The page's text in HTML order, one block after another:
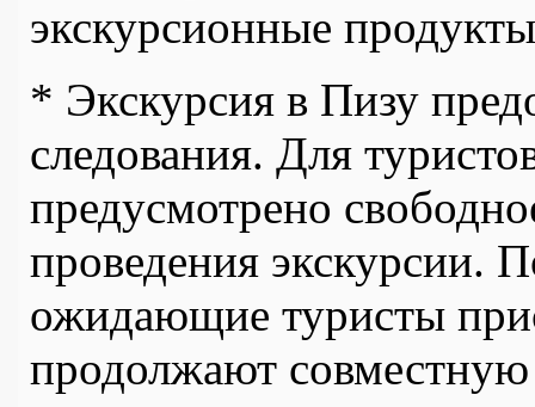
экскурсионные продукты
* Экскурсия в Пизу
следования. Для
предусмотрено
проведения экскурсии.
ожидающие туристы
продолжают